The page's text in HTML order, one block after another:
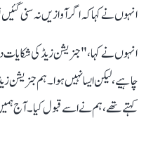
انہو ں نے کہا کہ اگر آوازیں نہ سنی
انہوں نے کہا، " جنریشن زیڈ کی
چاہیے، لیکن ایسا نہیں ہوا۔ ہم
کہتے تھے، ہم نےاسے قبول کیا۔ آج